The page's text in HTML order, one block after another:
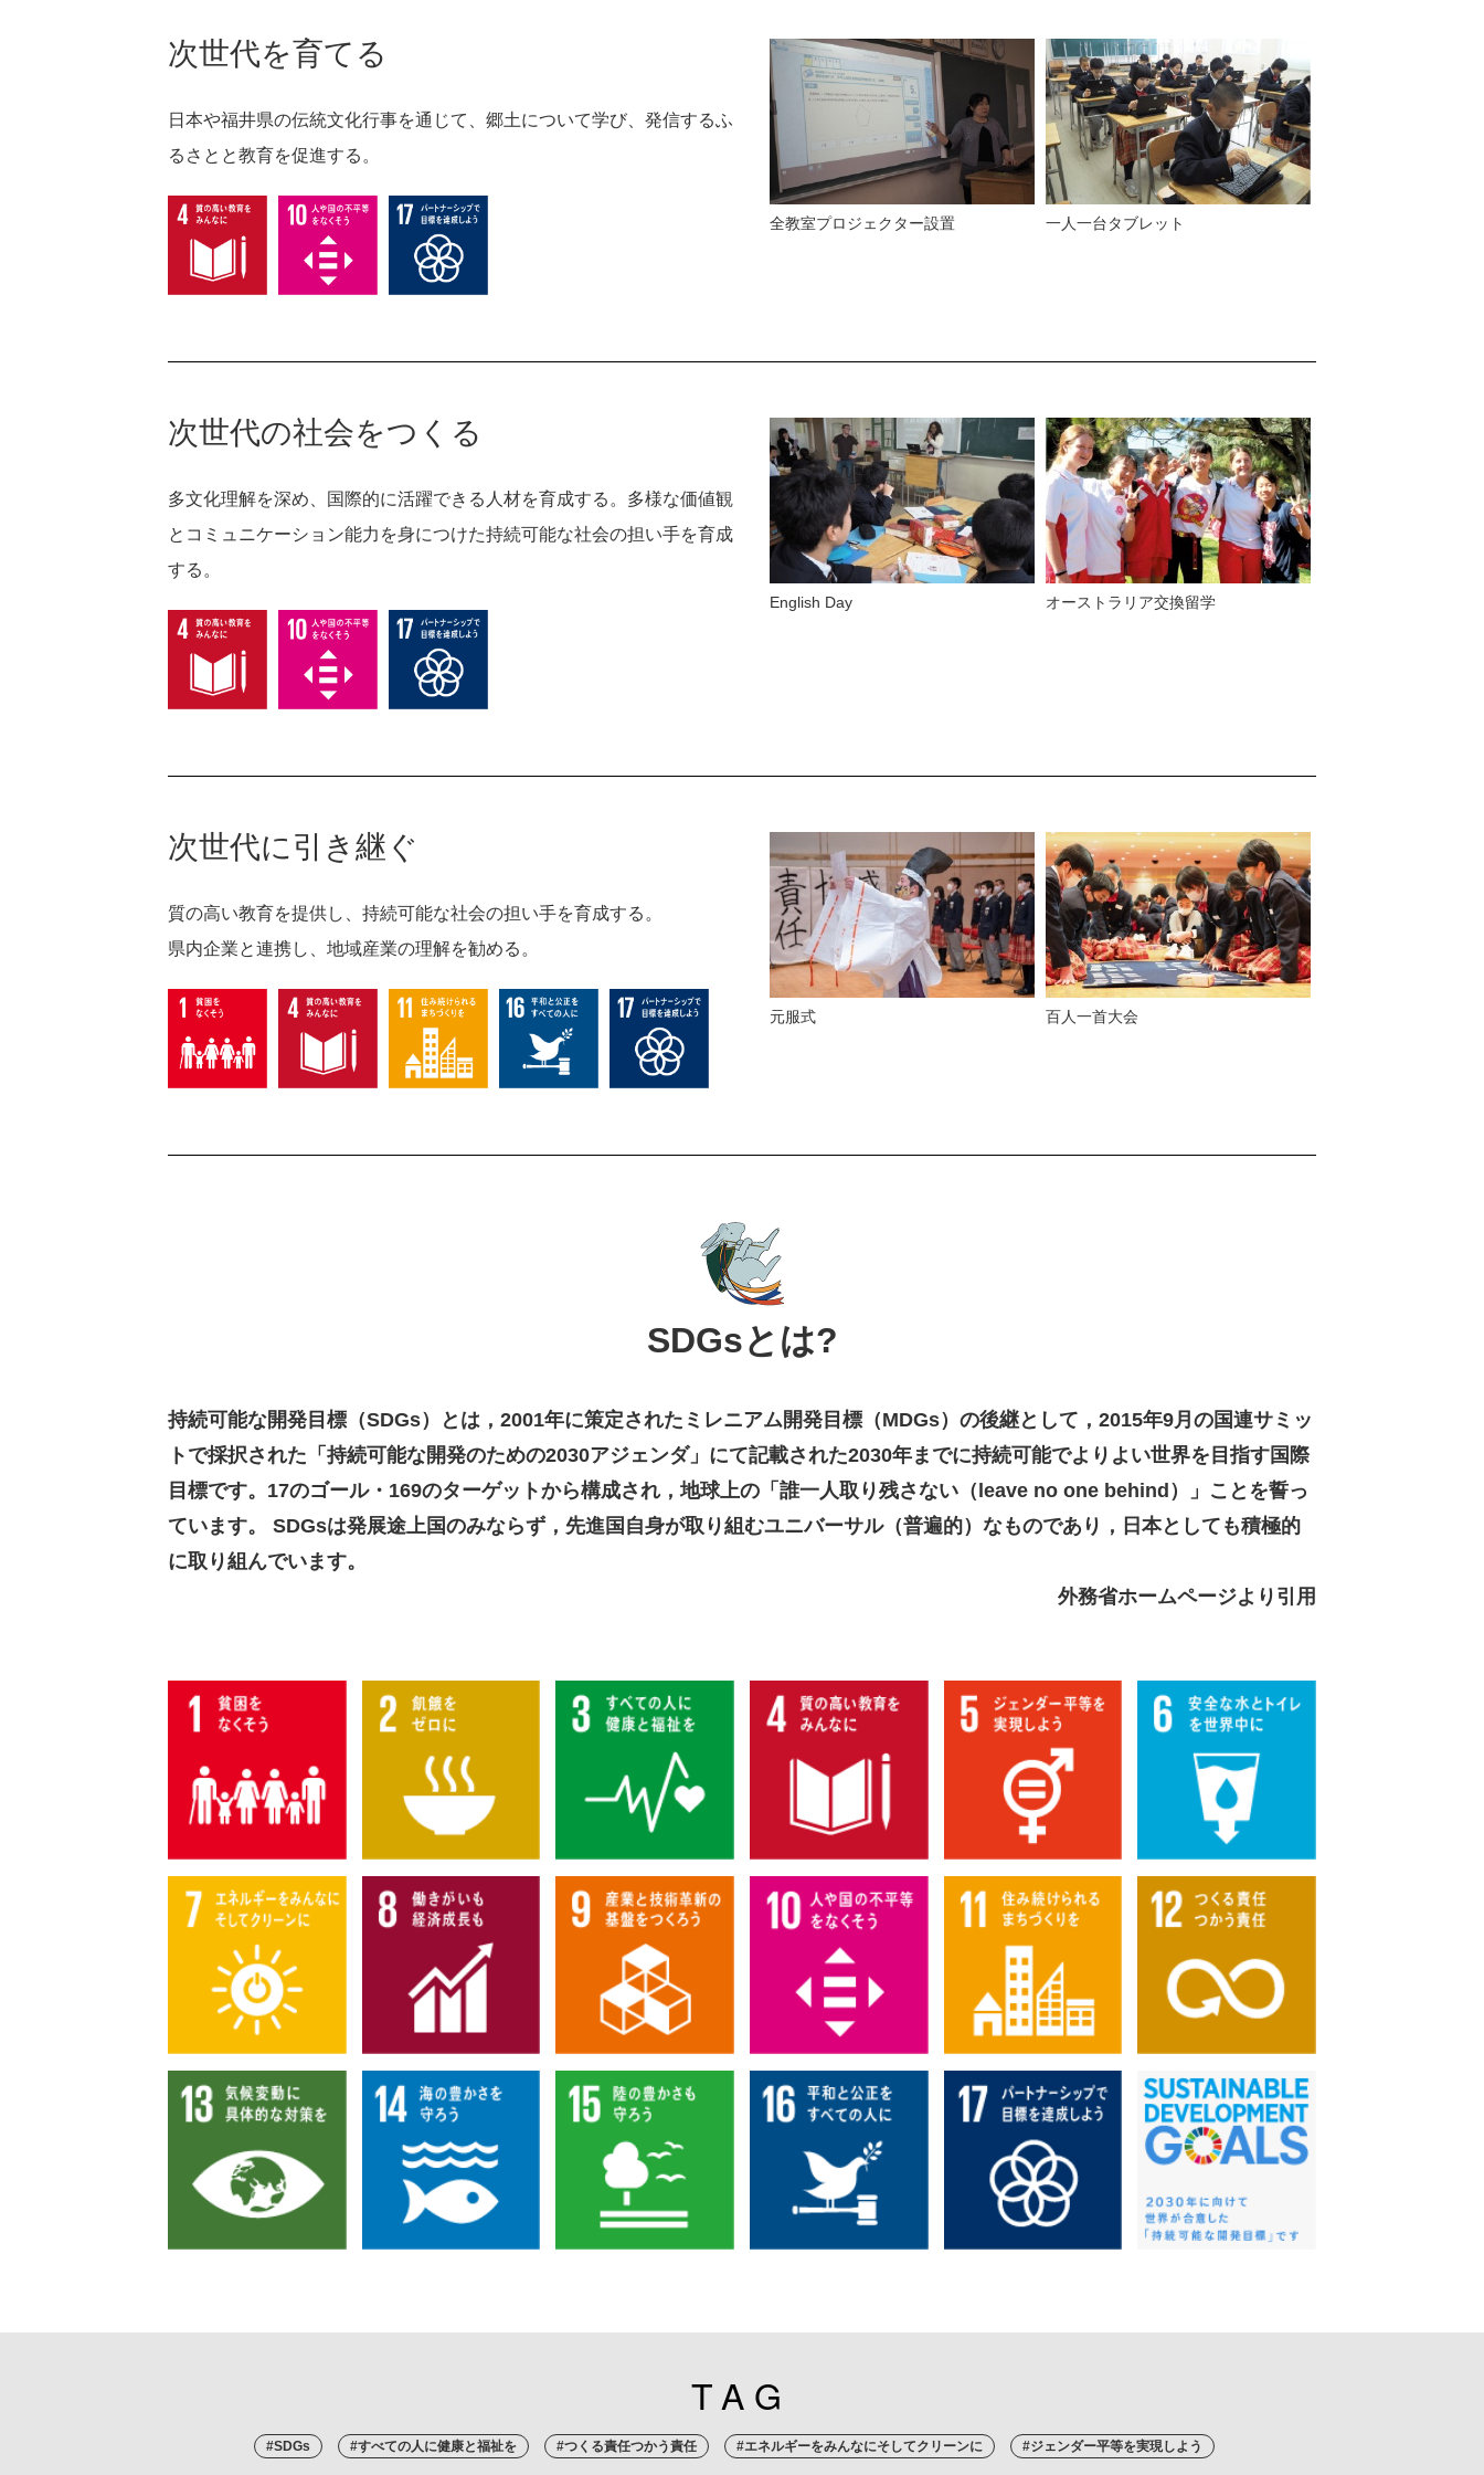
次世代を育てる
日本や福井県の伝統文化行事を通じて、郷土について学び、発信するふ
るさとと教育を促進する。
全教室プロジェクター設置 一人一台タブレット
次世代の社会をつくる
多文化理解を深め、国際的に活躍できる人材を育成する。多様な価値観
とコミュニケーション能力を身につけた持続可能な社会の担い手を育成
する。
English Day オーストラリア交換留学
次世代に引き継ぐ
質の高い教育を提供し、持続可能な社会の担い手を育成する。
県内企業と連携し、地域産業の理解を勧める。
元服式 百人一首大会
SDGsとは?
持続可能な開発目標（SDGs）とは，2001年に策定されたミレニアム開発目標（MDGs）の後継として，2015年9月の国連サミッ
トで採択された「持続可能な開発のための2030アジェンダ」にて記載された2030年までに持続可能でよりよい世界を目指す国際
目標です。17のゴール・169のターゲットから構成され，地球上の「誰一人取り残さない（leave no one behind）」ことを誓っ
ています。 SDGsは発展途上国のみならず，先進国自身が取り組むユニバーサル（普遍的）なものであり，日本としても積極的
に取り組んでいます。
外務省ホームページより引用
TAG
#SDGs #すべての人に健康と福祉を #つくる責任つかう責任 #エネルギーをみんなにそしてクリーンに #ジェンダー平等を実現しよう